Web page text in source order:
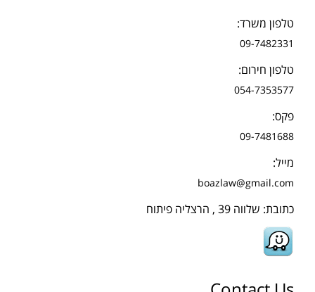
טלפון משרד:
09-7482331
טלפון חירום:
054-7353577
פקס:
09-7481688
מייל:
boazlaw@gmail.com
כתובת: שלווה 39 , הרצליה פיתוח